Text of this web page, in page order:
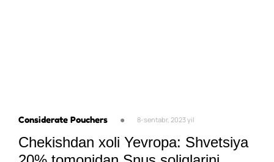
Considerate Pouchers ● 8-sentabr, 2023 yil
Chekishdan xoli Yevropa: Shvetsiya